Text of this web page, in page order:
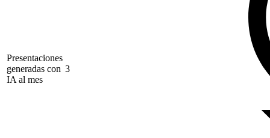
Presentaciones
generadas con
IA al mes
3